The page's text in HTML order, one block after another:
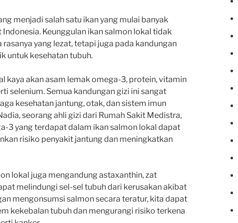
menjadi salah satu ikan yang mulai banyak
Keunggulan ikan salmon lokal tidak
rasanya yang lezat, tetapi juga pada kandungan
untuk kesehatan tubuh.
kaya akan asam lemak omega-3, protein, vitamin
selenium. Semua kandungan gizi ini sangat
kesehatan jantung, otak, dan sistem imun
seorang ahli gizi dari Rumah Sakit Medistra,
3 yang terdapat dalam ikan salmon lokal dapat
risiko penyakit jantung dan meningkatkan
lokal juga mengandung astaxanthin, zat
melindungi sel-sel tubuh dari kerusakan akibat
mengonsumsi salmon secara teratur, kita dapat
kekebalan tubuh dan mengurangi risiko terkena